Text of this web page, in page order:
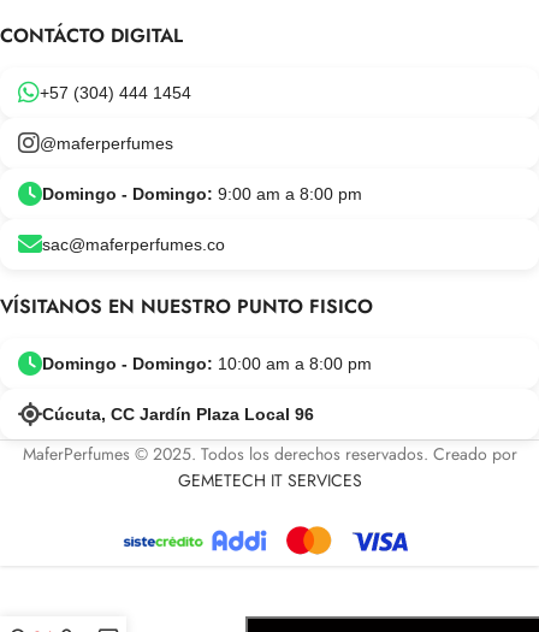
CONTÁCTO DIGITAL
+57 (304) 444 1454
@maferperfumes
Domingo - Domingo: 9:00 am a 8:00 pm
sac@maferperfumes.co
VÍSITANOS EN NUESTRO PUNTO FISICO
Domingo - Domingo: 10:00 am a 8:00 pm
Cúcuta, CC Jardín Plaza Local 96
MaferPerfumes © 2025. Todos los derechos reservados. Creado por
GEMETECH IT SERVICES